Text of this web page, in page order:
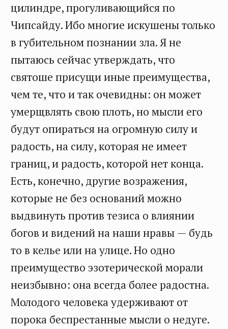
цилиндре, прогуливающийся по
Чипсайду. Ибо многие искушены только
в губительном познании зла. Я не
пытаюсь сейчас утверждать, что
святоше присущи иные преимущества,
чем те, что и так очевидны: он может
умерщвлять свою плоть, но мысли его
будут опираться на огромную силу и
радость, на силу, которая не имеет
границ, и радость, которой нет конца.
Есть, конечно, другие возражения,
которые не без оснований можно
выдвинуть против тезиса о влиянии
богов и видений на наши нравы — будь
то в келье или на улице. Но одно
преимущество эзотерической морали
неизбывно: она всегда более радостна.
Молодого человека удерживают от
порока беспрестанные мысли о недуге.